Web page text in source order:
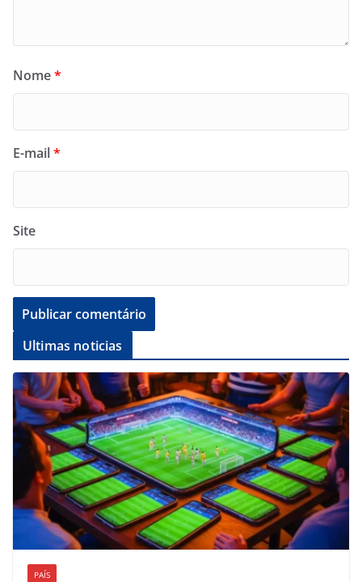
Nome*
E-mail*
Site
Ultimas noticias
PAÍS